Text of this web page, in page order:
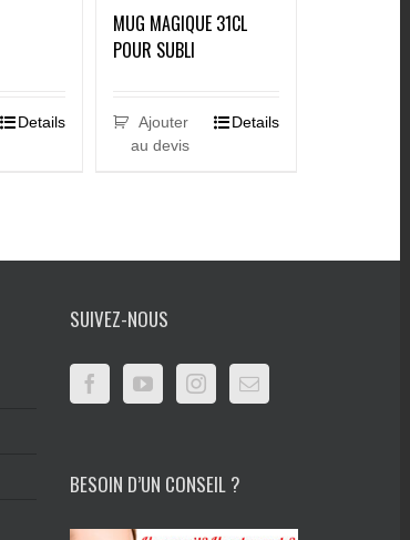
Details
MUG MAGIQUE 31CL
POUR SUBLI
Ajouter
au devis
Details
SUIVEZ-NOUS
BESOIN D’UN CONSEIL ?